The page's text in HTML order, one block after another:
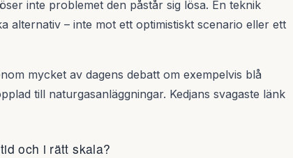
inte problemet den påstår sig lösa. En teknik
alternativ – inte mot ett optimistiskt scenario eller ett
mycket av dagens debatt om exempelvis blå
till naturgasanläggningar. Kedjans svagaste länk
och i rätt skala?